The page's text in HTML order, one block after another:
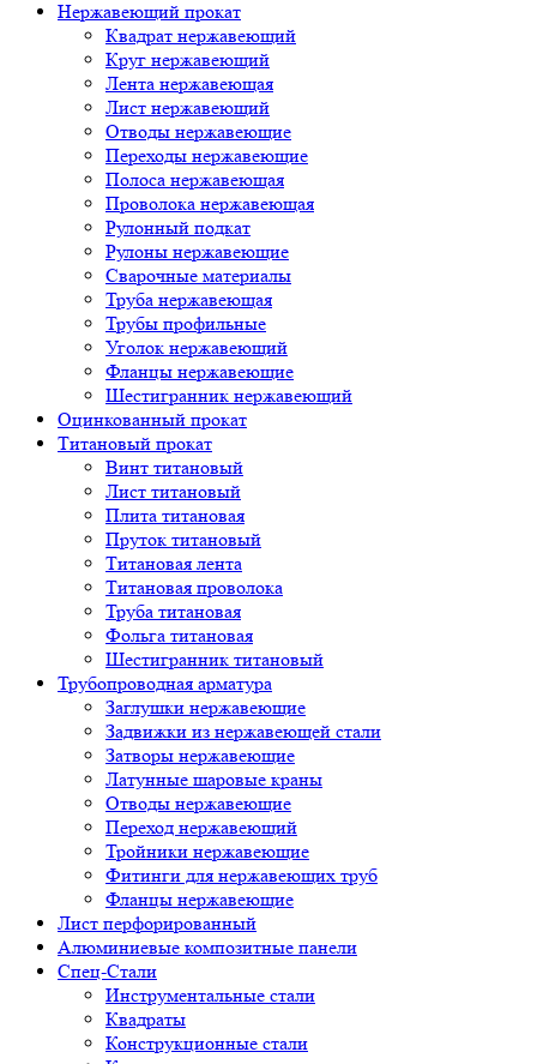
Нержавеющий прокат
Квадрат нержавеющий
Круг нержавеющий
Лента нержавеющая
Лист нержавеющий
Отводы нержавеющие
Переходы нержавеющие
Полоса нержавеющая
Проволока нержавеющая
Рулонный подкат
Рулоны нержавеющие
Сварочные материалы
Труба нержавеющая
Трубы профильные
Уголок нержавеющий
Фланцы нержавеющие
Шестигранник нержавеющий
Оцинкованный прокат
Титановый прокат
Винт титановый
Лист титановый
Плита титановая
Пруток титановый
Титановая лента
Титановая проволока
Труба титановая
Фольга титановая
Шестигранник титановый
Трубопроводная арматура
Заглушки нержавеющие
Задвижки из нержавеющей стали
Затворы нержавеющие
Латунные шаровые краны
Отводы нержавеющие
Переход нержавеющий
Тройники нержавеющие
Фитинги для нержавеющих труб
Фланцы нержавеющие
Лист перфорированный
Алюминиевые композитные панели
Спец-Стали
Инструментальные стали
Квадраты
Конструкционные стали